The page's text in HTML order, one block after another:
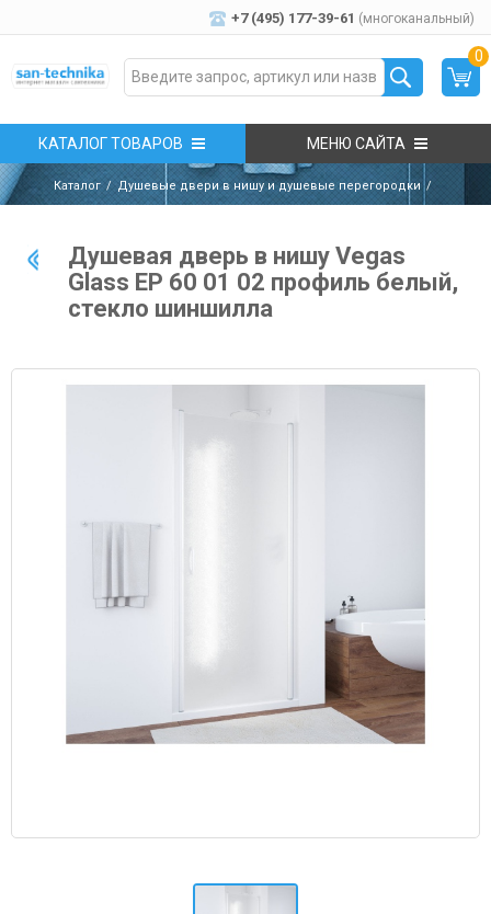
+7 (495) 177-39-61 (многоканальный)
0
КАТАЛОГ ТОВАРОВ МЕНЮ САЙТА
Каталог Душевые двери в нишу и душевые перегородки
Душевая дверь в нишу Vegas
Glass EP 60 01 02 профиль белый,
стекло шиншилла